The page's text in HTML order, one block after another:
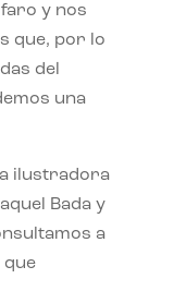
y nos
que, por lo
del
una
ilustradora
Bada y
a
que